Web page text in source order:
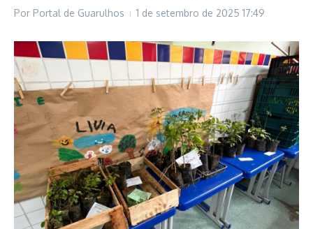
Por Portal de Guarulhos 1 de setembro de 2025 17:49